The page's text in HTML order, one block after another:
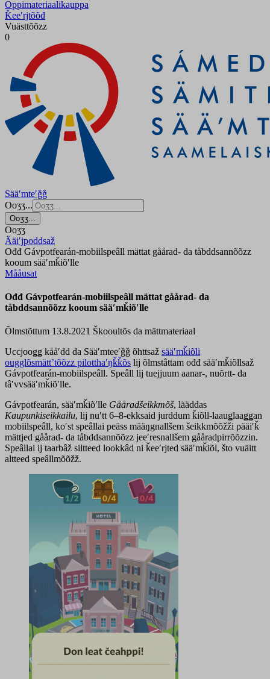
Oppimateriaalikauppa
Ǩeeʹrjtõõđ
Vuästtõõzz
0
Sääʹmteʹǧǧ
Ooʒʒ...
Ooʒʒ...
Ooʒʒ
Ääiʹjpoddsaž
Ođđ Gávpotfearán-mobiilspeâll mättat gåårad- da tåbddsannõõzz
kooum sääʹmǩiõʹlle
Mååusat
Ođđ Gávpotfearán-mobiilspeâll mättat gåårad- da
tåbddsannõõzz kooum sääʹmǩiõʹlle
Õlmstõttum 13.8.2021 Škooultõs da mättmateriaal
Uccjooǥǥ kååʹdd da Sääʹmteeʹǧǧ õhttsaž sääʹmǩiõli
ougglõsmättʼtõõzz pilotthaʹŋǩǩõs lij õlmstâttam ođđ sääʹmǩiõllsaž
Gávpotfearán-mobiilspeâll. Speâll lij tuejjuum aanar-, nuõrtt- da
tâʹvvsääʹmǩiõʹlle.
Gávpotfearán, sääʹmǩiõʹlle Gååradšeikkmõš, lääddas
Kaupunkiseikkailu, lij nuʹtt 6–8-ekksaid jurddum ǩiõll-laauǥlaaǥǥan
mobiilspeâll, koʹst speâllai peäss määŋgnallšem šeikkmõõžži pääiʹǩ
mättjed gåårad- da tåbddsannõõzz jeeʹresnallšem gååradpirrõõzzin.
Speâllai ij taarbâž siltteed lookkâd ni ǩeeʹrjted sääʹmǩiõl, što vuäitt
altteed speâllmõõžž.